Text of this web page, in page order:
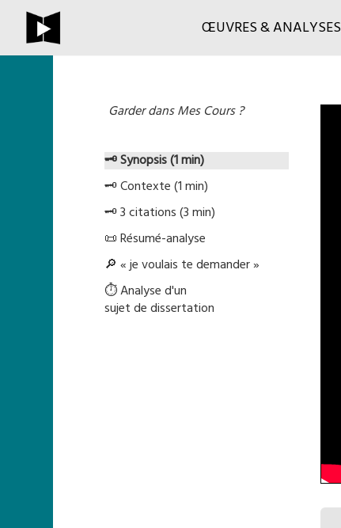
ŒUVRES & ANALYSES
Garder dans Mes Cours ?
🗝️ Synopsis (1 min)
🗝️ Contexte (1 min)
🗝️ 3 citations (3 min)
📜 Résumé-analyse
🔎 « je voulais te demander »
⏱️ Analyse d'un
sujet de dissertation